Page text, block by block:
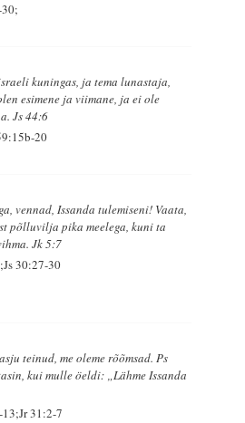
kuningas, ja tema lunastaja,
esimene ja viimane, ja ei ole
Js 44:6
20
vennad, Issanda tulemiseni! Vaata,
põlluvilja pika meelega, kuni ta
Jk 5:7
30:27-30
teinud, me oleme rõõmsad. Ps
kui mulle öeldi: „Lähme Issanda
31:2-7